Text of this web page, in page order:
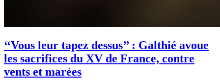
‘‘Vous leur tapez dessus’’ : Galthié avoue
les sacrifices du XV de France, contre
vents et marées